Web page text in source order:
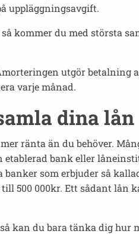
uppläggningsavgift.
kommer du med största
utgör betalning
varje månad.
dina lån
ränta än du behöver.
bank eller
banker som erbjuder så
500 000kr. Ett sådant
kan du bara tänka dig